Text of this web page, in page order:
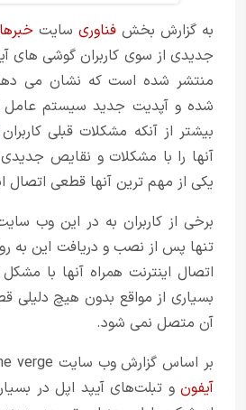
به گزارش بخش فناوری سایت
جدیدی از سوی کاربران گوشی های
منتشر شده است که نشان می
بیشتر از آنکه مشکلات قبلی
آنها را با مشکلات و نقایص
یکی از مهم ترین آنها قطعی اتصال
برخی از کاربران به در این وب
تنها پس از نصب و دریافت این به
اتصال اینترنت همراه آنها با
بسیاری از مواقع بدون هیچ دلیلی
آن متصل نمی شود.
بر اساس گزارش وب سایت the verge ، کاربران گوشی‌های
آیفون و تبلت‌های آیپد اپل در